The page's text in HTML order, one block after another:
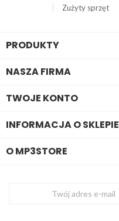
Zużyty sprzęt
PRODUKTY
NASZA FIRMA
TWOJE KONTO
INFORMACJA O SKLEPIE
O MP3STORE